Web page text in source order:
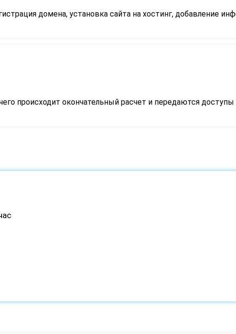
домена, установка сайта на хостинг, добавление
происходит окончательный расчет и передаются доступы